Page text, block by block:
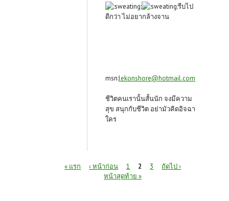
รีบไป
ดีกว่า ไม่อยากล้างจาน
msn:lekonshore@hotmail.com
ชีวิตคนเรานั้นสั้นนัก จงมีความ
สุข สนุกกับชีวิต อย่ามัวคิดอิจฉา
ใคร
« แรก ‹ หน้าก่อน 1 2 3
ถัดไป ›
หน้าสุดท้าย »